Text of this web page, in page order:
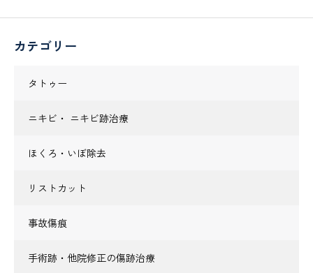
カテゴリー
タトゥー
ニキビ・ ニキビ跡治療
ほくろ・いぼ除去
リストカット
事故傷痕
手術跡・他院修正の傷跡治療